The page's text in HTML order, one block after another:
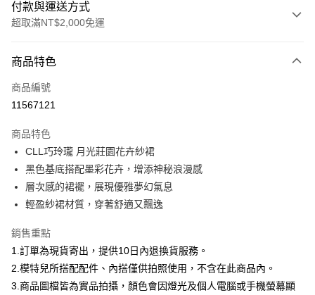
付款與運送方式
超取滿NT$2,000免運
信用卡一次付款
信用卡分期付款
合作金庫商業銀行
華南商業銀行
上海商業儲蓄銀行
台北富邦商業銀行
國泰世華商業銀行
兆豐國際商業銀行
臺灣中小企業銀行
聯邦商業銀行
元大商業銀行
永豐商業銀行
台新國際商業銀行
中國信託商業銀行
台灣樂天信用卡公司
超商取貨付款
LINE Pay
Apple Pay
悠遊付
Google Pay
商品特色
商品編號
11567121
商品特色
CLL巧玲瓏 月光莊園花卉紗裙
黑色基底搭配墨彩花卉，增添神秘浪漫感
層次感的裙襬，展現優雅夢幻氣息
輕盈紗裙材質，穿著舒適又飄逸
銷售重點
1.訂單為現貨寄出，提供10日內退換貨服務。
2.模特兒所搭配配件、內搭僅供拍照使用，不含在此商品內。
3.商品圖檔皆為實品拍攝，顏色會因燈光及個人電腦或手機螢幕顯